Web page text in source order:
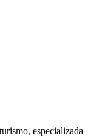
especializada